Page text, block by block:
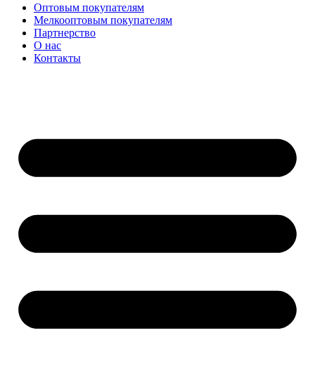
Оптовым покупателям
Мелкооптовым покупателям
Партнерство
О нас
Контакты